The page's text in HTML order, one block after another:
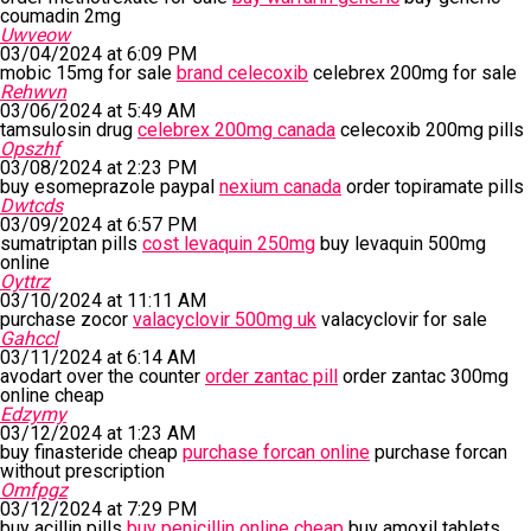
coumadin 2mg
Uwveow
03/04/2024 at 6:09 PM
mobic 15mg for sale brand celecoxib celebrex 200mg for sale
Rehwvn
03/06/2024 at 5:49 AM
tamsulosin drug celebrex 200mg canada celecoxib 200mg pills
Opszhf
03/08/2024 at 2:23 PM
buy esomeprazole paypal nexium canada order topiramate pills
Dwtcds
03/09/2024 at 6:57 PM
sumatriptan pills cost levaquin 250mg buy levaquin 500mg
online
Oyttrz
03/10/2024 at 11:11 AM
purchase zocor valacyclovir 500mg uk valacyclovir for sale
Gahccl
03/11/2024 at 6:14 AM
avodart over the counter order zantac pill order zantac 300mg
online cheap
Edzymy
03/12/2024 at 1:23 AM
buy finasteride cheap purchase forcan online purchase forcan
without prescription
Omfpgz
03/12/2024 at 7:29 PM